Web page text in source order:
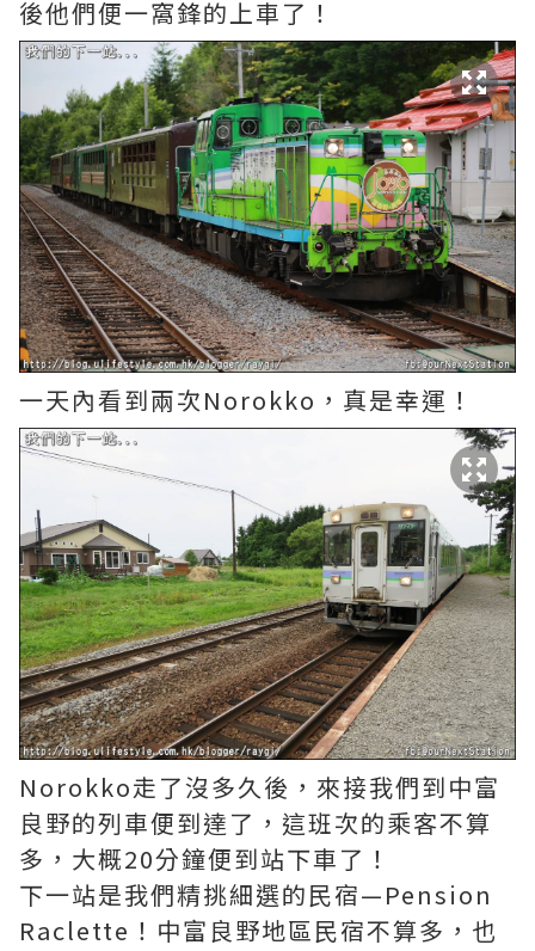
後他們便一窩鋒的上車了！
一天內看到兩次Norokko，真是幸運！
Norokko走了沒多久後，來接我們到中富
良野的列車便到達了，這班次的乘客不算
多，大概20分鐘便到站下車了！
下一站是我們精挑細選的民宿—Pension
Raclette！中富良野地區民宿不算多，也